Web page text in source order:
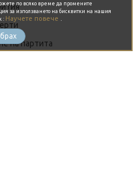
на партита
по всяко време да промените
за използването на бисквитки на нашия
: Научете повече